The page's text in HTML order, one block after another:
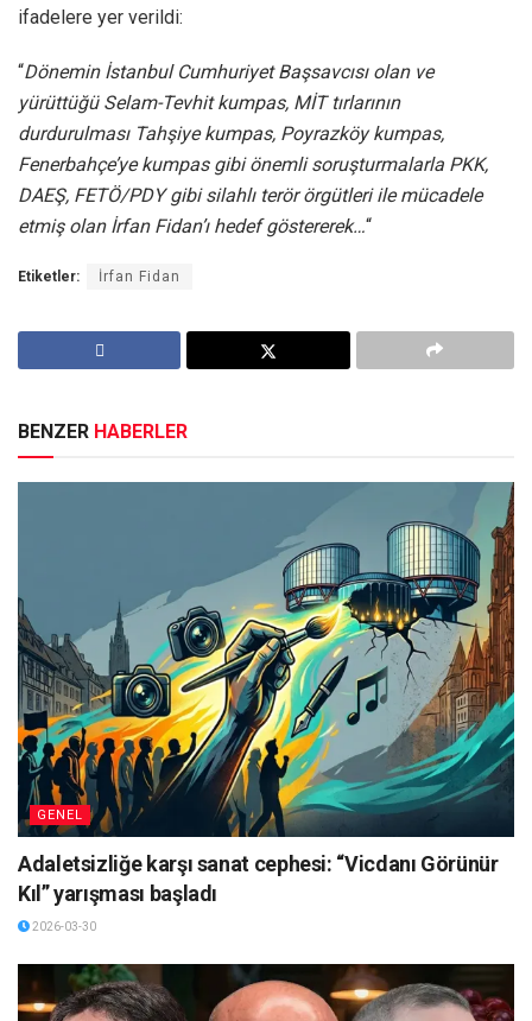
ifadelere yer verildi:
“Dönemin İstanbul Cumhuriyet Başsavcısı olan ve
yürüttüğü Selam-Tevhit kumpas, MİT tırlarının
durdurulması Tahşiye kumpas, Poyrazköy kumpas,
Fenerbahçe’ye kumpas gibi önemli soruşturmalarla PKK,
DAEŞ, FETÖ/PDY gibi silahlı terör örgütleri ile mücadele
etmiş olan İrfan Fidan’ı hedef göstererek…“
Etiketler: İrfan Fidan
BENZER HABERLER
GENEL
Adaletsizliğe karşı sanat cephesi: “Vicdanı Görünür
Kıl” yarışması başladı
2026-03-30